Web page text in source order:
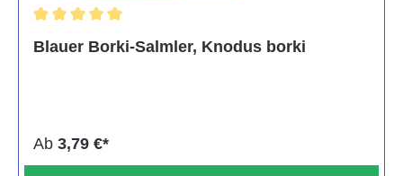
Blauer Borki-Salmler, Knodus borki
Ab 3,79 €*